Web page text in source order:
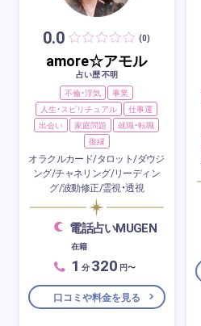
0.0 (0)
amore☆アモル
占い歴 不明
不倫・浮気
事業
人生・スピリチュアル
仕事運
出会い
家庭問題
就職・転職
復縁
オラクルカード/タロット/ダウジ
ング/チャネリング/リーディン
グ/波動修正/霊視・透視
電話占いMUGEN
在籍
1 分 320 円〜
口コミや料金を見る